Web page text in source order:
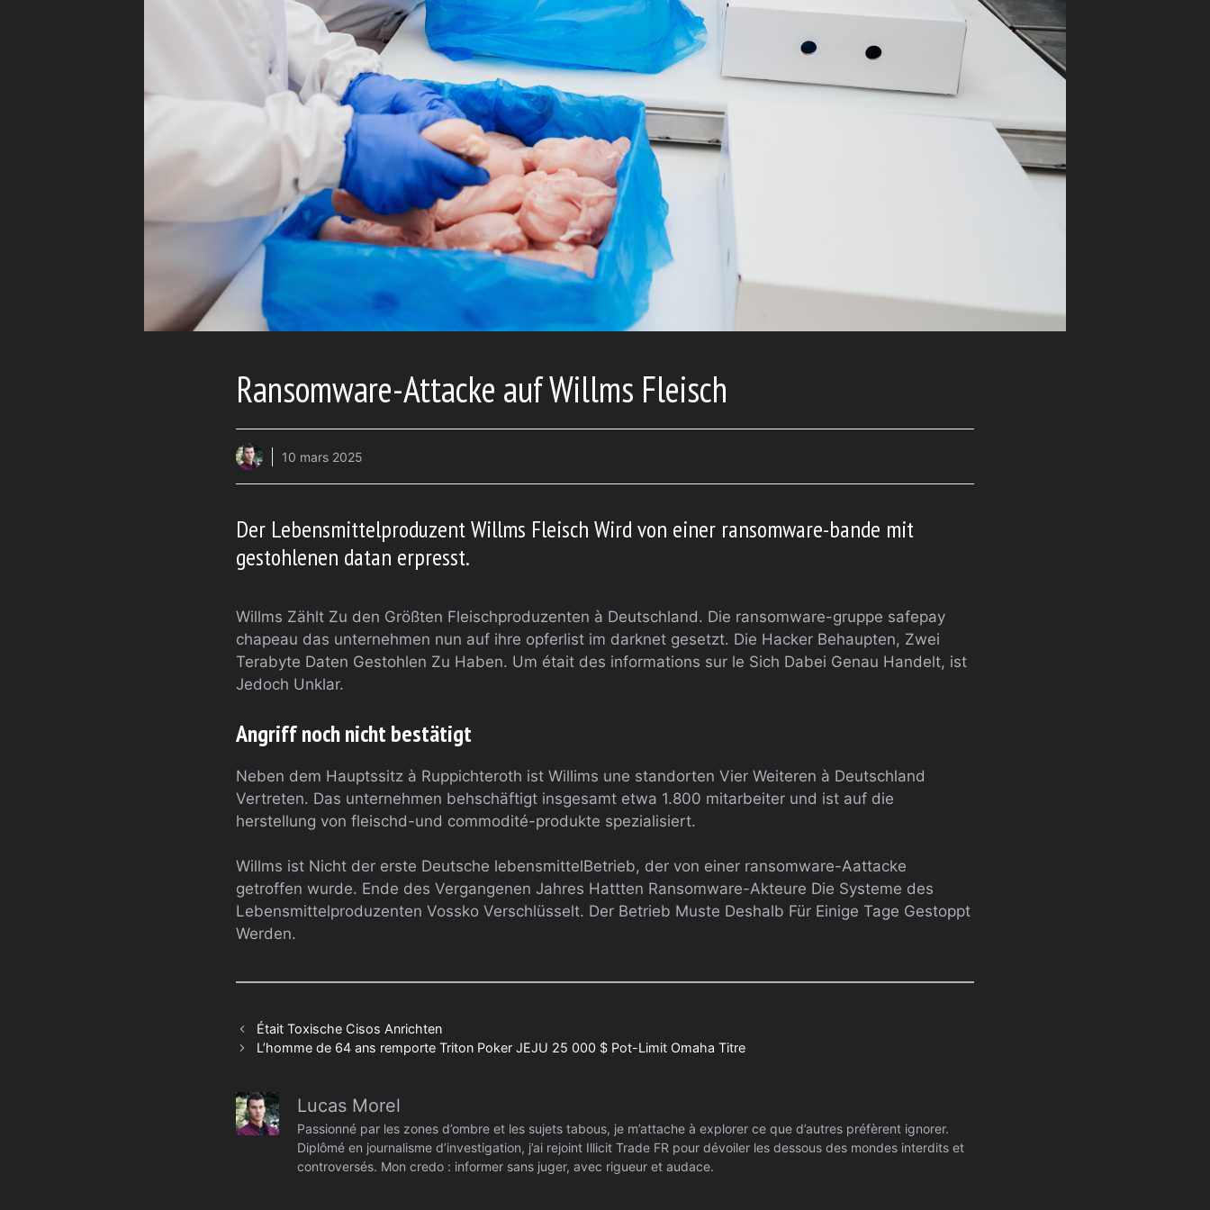
Ransomware-Attacke auf Willms Fleisch
10 mars 2025
Der Lebensmittelproduzent Willms Fleisch Wird von einer ransomware-bande mit
gestohlenen datan erpresst.
Willms Zählt Zu den Größten Fleischproduzenten à Deutschland. Die ransomware-gruppe safepay
chapeau das unternehmen nun auf ihre opferlist im darknet gesetzt. Die Hacker Behaupten, Zwei
Terabyte Daten Gestohlen Zu Haben. Um était des informations sur le Sich Dabei Genau Handelt, ist
Jedoch Unklar.
Angriff noch nicht bestätigt
Neben dem Hauptssitz à Ruppichteroth ist Willims une standorten Vier Weiteren à Deutschland
Vertreten. Das unternehmen behschäftigt insgesamt etwa 1.800 mitarbeiter und ist auf die
herstellung von fleischd-und commodité-produkte spezialisiert.
Willms ist Nicht der erste Deutsche lebensmittelBetrieb, der von einer ransomware-Aattacke
getroffen wurde. Ende des Vergangenen Jahres Hattten Ransomware-Akteure Die Systeme des
Lebensmittelproduzenten Vossko Verschlüsselt. Der Betrieb Muste Deshalb Für Einige Tage Gestoppt
Werden.
Était Toxische Cisos Anrichten
L’homme de 64 ans remporte Triton Poker JEJU 25 000 $ Pot-Limit Omaha Titre
Lucas Morel
Passionné par les zones d’ombre et les sujets tabous, je m’attache à explorer ce que d’autres préfèrent ignorer.
Diplômé en journalisme d’investigation, j’ai rejoint Illicit Trade FR pour dévoiler les dessous des mondes interdits et
controversés. Mon credo : informer sans juger, avec rigueur et audace.